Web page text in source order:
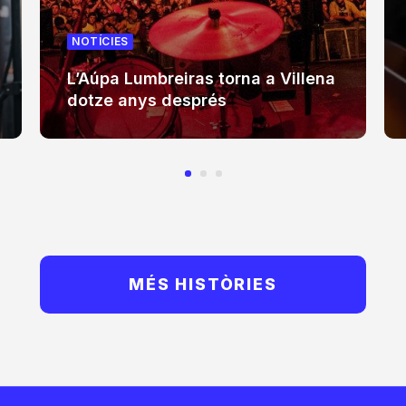
NOTÍCIES
L’Aúpa Lumbreiras torna a Villena
dotze anys després
MÉS HISTÒRIES